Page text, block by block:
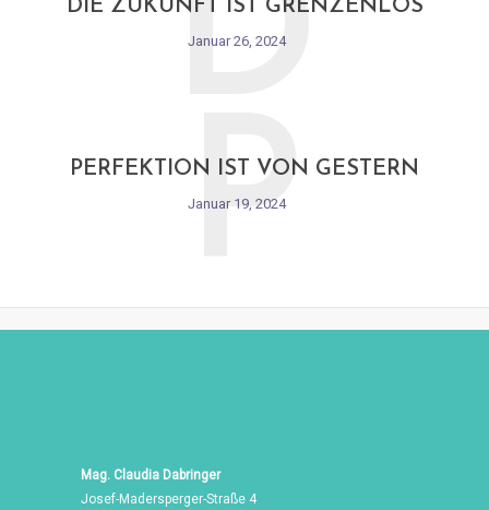
DIE ZUKUNFT IST GRENZENLOS
Januar 26, 2024
D
PERFEKTION IST VON GESTERN
Januar 19, 2024
P
Mag. Claudia Dabringer
Josef-Madersperger-Straße 4